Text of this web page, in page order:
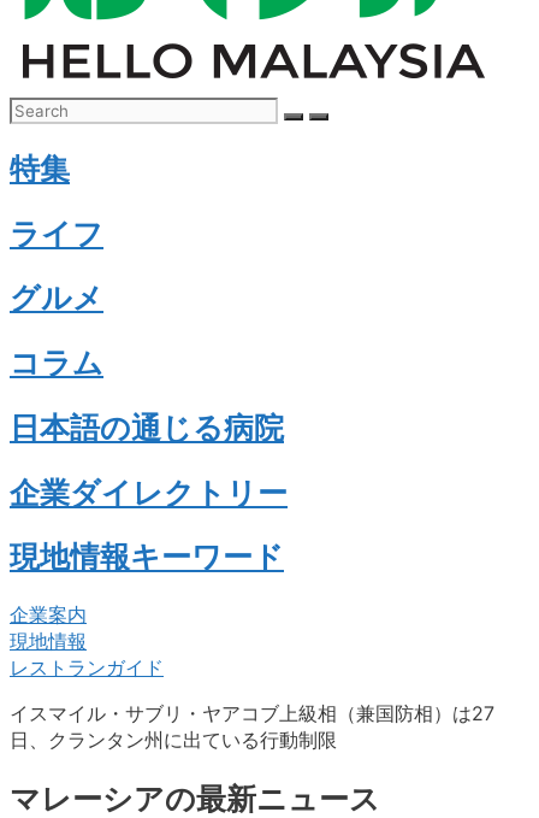
特集
ライフ
グルメ
コラム
日本語の通じる病院
企業ダイレクトリー
現地情報キーワード
企業案内
現地情報
レストランガイド
イスマイル・サブリ・ヤアコブ上級相（兼国防相）は27
日、クランタン州に出ている行動制限
マレーシアの最新ニュース